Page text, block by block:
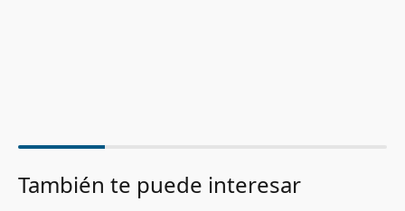
También te puede interesar